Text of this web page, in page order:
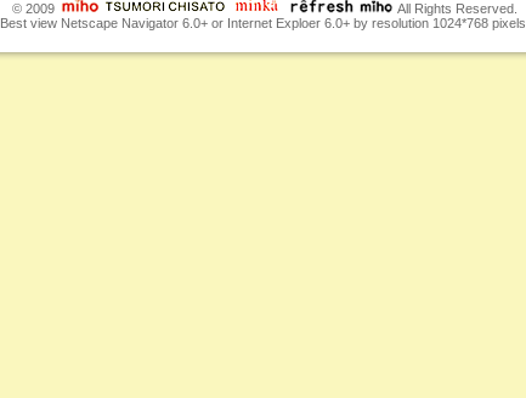
© 2009
All Rights Reserved.
Best view Netscape Navigator 6.0+ or Internet Exploer 6.0+ by resolution 1024*768 pixels.